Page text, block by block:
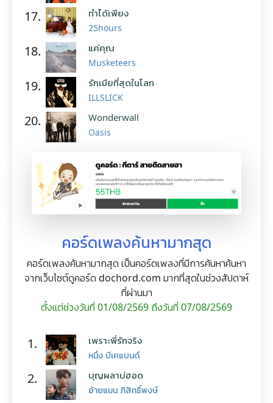
17. ทำได้เพียง
25hours
18. แค่คุณ
Musketeers
19. รักเมียที่สุดในโลก
ILLSLICK
20. Wonderwall
Oasis
คอร์ดเพลงค้นหามากสุด
คอร์ดเพลงค้นหามากสุด เป็นคอร์ดเพลงที่มีการค้นหาค้นหา
จากเว็บไซต์ดูคอร์ด dochord.com มากที่สุดในช่วงสัปดาห์
ที่ผ่านมา
ตั้งแต่ช่วงวันที่ 01/08/2569 ถึงวันที่ 07/08/2569
1. เพราะพี่รักจริง
หนึ่ง บีเคแบนด์
2. บุญผลาบ่ฮอด
อ้ายแมน ภิสิทธิ์พงษ์